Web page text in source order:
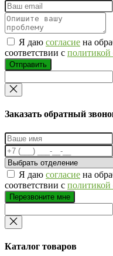
Я даю согласие на
соответствии с политикой
Отправить
Заказать обратный
Я даю согласие на
соответствии с политикой
Перезвоните мне
Каталог товаров